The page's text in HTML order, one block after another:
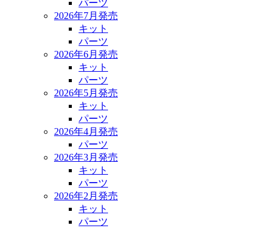
パーツ
2026年7月発売
キット
パーツ
2026年6月発売
キット
パーツ
2026年5月発売
キット
パーツ
2026年4月発売
パーツ
2026年3月発売
キット
パーツ
2026年2月発売
キット
パーツ